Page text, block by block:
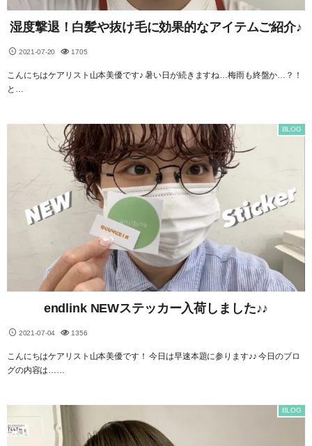
湿度撃退！白髪や抜け毛に効果的なアイテムご紹介♪
2021-07-20 1705
こんにちはケアリスト山本美優です♪ 暑い日が続きますね…梅雨も終盤か…？！
と…
endlink NEWステッカー入荷しました♪♪
2021-07-04
BLOG
1356
こんにちはケアリスト山本美優です！ 今日は早速本題に参ります♪♪ 今日のブロ
グの内容は……
BLOG